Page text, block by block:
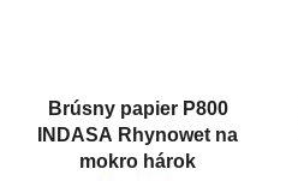
Brúsny papier P800
INDASA Rhynowet na
mokro hárok